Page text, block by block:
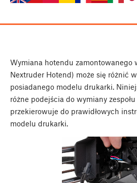
Wymiana hotendu zamontowanego
Nextruder Hotend) może się różnić
posiadanego modelu drukarki.
różne podejścia do wymiany
przekierowuje do prawidłowych
modelu drukarki.